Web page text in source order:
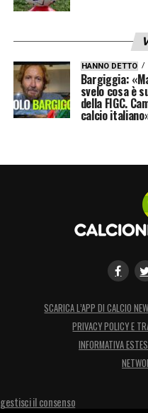
HANNO DETTO
Bargiggia:
svelo cosa è
della FIGC.
calcio italiano»
SCARICA L’APP DI CALCIO
PRIVACY POLICY E
INFORMATIVA
gestisci il consenso